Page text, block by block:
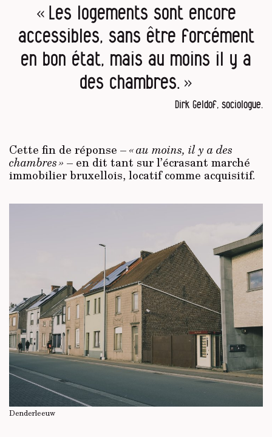
« Les logements sont encore
accessibles, sans être forcément
en bon état, mais au moins il y a
des chambres. »
Dirk Geldof, sociologue.
Cette fin de réponse –« au moins, il y a des
chambres » – en dit tant sur l’écrasant marché
immobilier bruxellois, locatif comme acquisitif.
Denderleeuw